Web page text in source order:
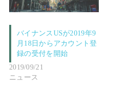
バイナンスUSが2019年9
月18日からアカウント登
録の受付を開始
2019/09/21
ニュース